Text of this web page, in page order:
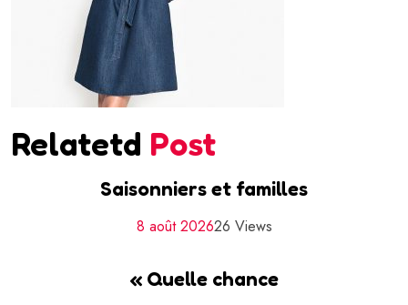
Relatetd Post
Saisonniers et familles
8 août 202626 Views
« Quelle chance